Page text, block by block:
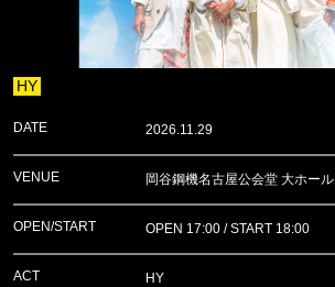
HY
DATE 2026.11.29
VENUE 岡谷鋼機名古屋公会堂 大ホール
OPEN/START OPEN 17:00 / START 18:00
ACT HY